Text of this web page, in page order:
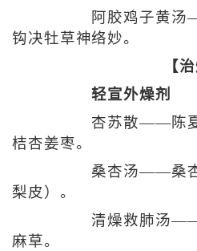
阿胶鸡子黄汤
钩决牡草神络妙。
【
轻宣外燥剂
杏苏散——陈夏
桔杏姜枣。
桑杏汤——桑杏
梨皮）。
清燥救肺汤——
麻草。